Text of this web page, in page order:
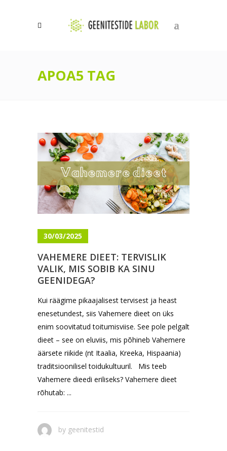
0
APOA5 TAG
30/03/2025
VAHEMERE DIEET: TERVISLIK
VALIK, MIS SOBIB KA SINU
GEENIDEGA?
Kui räägime pikaajalisest tervisest ja heast
enesetundest, siis Vahemere dieet on üks
enim soovitatud toitumisviise. See pole pelgalt
dieet – see on eluviis, mis põhineb Vahemere
äärsete riikide (nt Itaalia, Kreeka, Hispaania)
traditsioonilisel toidukultuuril. Mis teeb
Vahemere dieedi eriliseks? Vahemere dieet
rõhutab: ...
by geenitestid